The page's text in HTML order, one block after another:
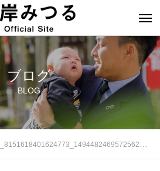
ブログ
BLOG